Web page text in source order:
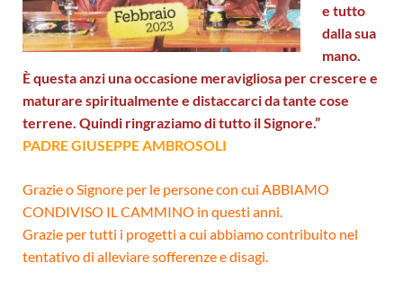
e tutto
dalla sua
mano.
È questa anzi una occasione meravigliosa per crescere e
maturare spiritualmente e distaccarci da tante cose
terrene. Quindi ringraziamo di tutto il Signore.”
PADRE GIUSEPPE AMBROSOLI
Grazie o Signore per le persone con cui ABBIAMO
CONDIVISO IL CAMMINO in questi anni.
Grazie per tutti i progetti a cui abbiamo contribuito nel
tentativo di alleviare sofferenze e disagi.